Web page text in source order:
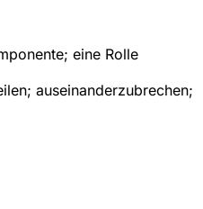
eine Rolle
auseinanderzubrechen;